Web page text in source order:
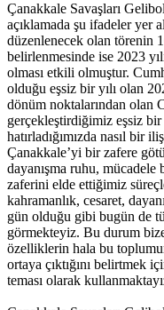
Çanakkale Savaşları
açıklamada şu ifadeler yer
düzenlenecek olan törenin
belirlenmesinde ise 2023
olması etkili olmuştur.
olduğu eşsiz bir yılı olan
dönüm noktalarından olan
gerçekleştirdiğimiz eşsiz
hatırladığımızda nasıl bir
Çanakkale’yi bir zafere
dayanışma ruhu,
zaferini elde ettiğimiz
kahramanlık, cesaret,
gün olduğu gibi bugün de
görmekteyiz. Bu durum
özelliklerin hala bu
ortaya çıktığını belirtmek
teması olarak